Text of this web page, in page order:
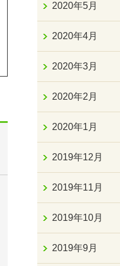
2020年5月
2020年4月
2020年3月
2020年2月
2020年1月
2019年12月
2019年11月
2019年10月
2019年9月